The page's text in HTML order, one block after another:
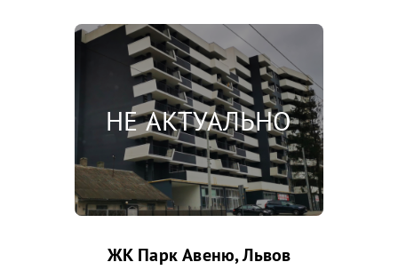
ЖК Парк Авеню, Львов